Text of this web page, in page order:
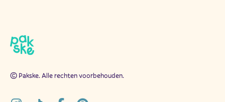
© Pakske. Alle rechten voorbehouden.